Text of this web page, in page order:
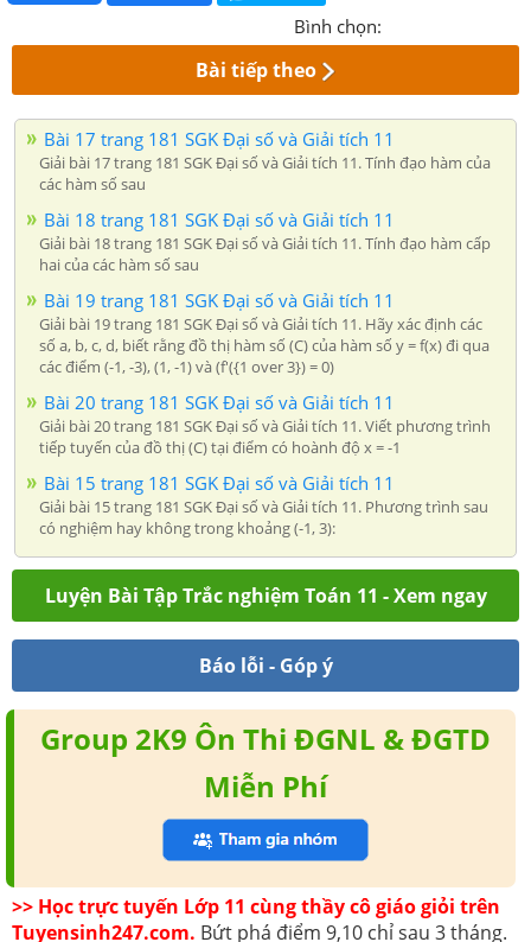
Bình chọn:
Bài tiếp theo
Bài 17 trang 181 SGK Đại số và Giải tích 11
Giải bài 17 trang 181 SGK Đại số và Giải tích 11. Tính đạo hàm của
các hàm số sau
Bài 18 trang 181 SGK Đại số và Giải tích 11
Giải bài 18 trang 181 SGK Đại số và Giải tích 11. Tính đạo hàm cấp
hai của các hàm số sau
Bài 19 trang 181 SGK Đại số và Giải tích 11
Giải bài 19 trang 181 SGK Đại số và Giải tích 11. Hãy xác định các
số a, b, c, d, biết rằng đồ thị hàm số (C) của hàm số y = f(x) đi qua
các điểm (-1, -3), (1, -1) và (f'({1 over 3}) = 0)
Bài 20 trang 181 SGK Đại số và Giải tích 11
Giải bài 20 trang 181 SGK Đại số và Giải tích 11. Viết phương trình
tiếp tuyến của đồ thị (C) tại điểm có hoành độ x = -1
Bài 15 trang 181 SGK Đại số và Giải tích 11
Giải bài 15 trang 181 SGK Đại số và Giải tích 11. Phương trình sau
có nghiệm hay không trong khoảng (-1, 3):
Luyện Bài Tập Trắc nghiệm Toán 11 - Xem ngay
Báo lỗi - Góp ý
Group 2K9 Ôn Thi ĐGNL & ĐGTD
Miễn Phí
>> Học trực tuyến Lớp 11 cùng thầy cô giáo giỏi trên
Tuyensinh247.com. Bứt phá điểm 9,10 chỉ sau 3 tháng.